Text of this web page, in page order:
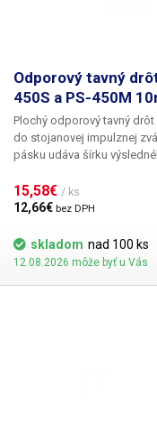
Odporový tavný
450S a PS-450M
Plochý odporový tavný drôt
do stojanovej impulznej
15,58€ / ks
12,66€ bez DPH
skladom nad 100 ks
12.08.2026 môže byť u Vás